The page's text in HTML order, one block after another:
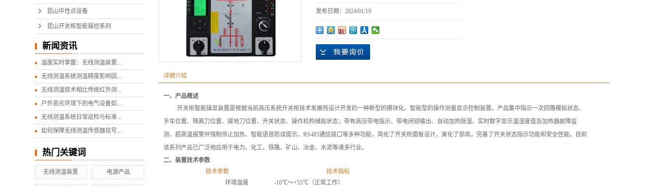
昆山中性点设备
昆山开关柜智能操控系列
新闻资讯
温度实时掌握：无线测温装置...
无线测温系统测温精度影响因...
无线测温技术相比传统红外测...
户外恶劣环境下的电气设备如...
无线测温系统日常巡检与标准...
如何保障无线测温传感器信号...
热门关键词
无线测温装置 电源产品
发布日期： 2024/01/19
详细介绍
一、产品概述
开关柜智能操显装置是根据当前高压系统开关柜技术发展而设计开发的一种新型的模块化、智能型的操作测量显示控制装置。产品集中指示一次回路模拟状态、
手车位置、隔离刀位置、接地刀位置、开关状态、操作机构储能状态；带有高压带电指示、带电闭锁输出、自动加热除湿、实时数字显示温湿度值及加热器故障监
测、超高温报警并强制停止加热、智能语音防误提示、RS485通信接口等多种功能，简化了开关柜面板设计，美化了部局，完善了开关状态指示功能和安全性能。目前
该系列产品已广泛地应用于电力、化工、铁路、矿山、冶金、水泥等诸多行业。
二、装置技术参数
技术参数
技术指标
环境温度 -10℃～+55℃（正常工作）